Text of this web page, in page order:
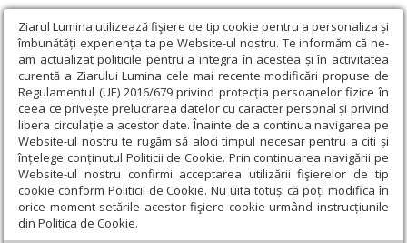
Ziarul Lumina utilizează fişiere de tip cookie pentru a personaliza și
îmbunătăți experiența ta pe Website-ul nostru. Te informăm că ne-
am actualizat politicile pentru a integra în acestea și în activitatea
curentă a Ziarului Lumina cele mai recente modificări propuse de
Regulamentul (UE) 2016/679 privind protecția persoanelor fizice în
ceea ce privește prelucrarea datelor cu caracter personal și privind
libera circulație a acestor date. Înainte de a continua navigarea pe
Website-ul nostru te rugăm să aloci timpul necesar pentru a citi și
înțelege conținutul Politicii de Cookie. Prin continuarea navigării pe
Website-ul nostru confirmi acceptarea utilizării fişierelor de tip
cookie conform Politicii de Cookie. Nu uita totuși că poți modifica în
orice moment setările acestor fişiere cookie urmând instrucțiunile
din Politica de Cookie.
Ziarul Lumina › Actualitate religioasă › Mesaje și cuvântări ›
Sfântul Apostol Pavel - model actual de misiune creștină
Sfântul Apostol Pavel - model actual de
misiune creștină